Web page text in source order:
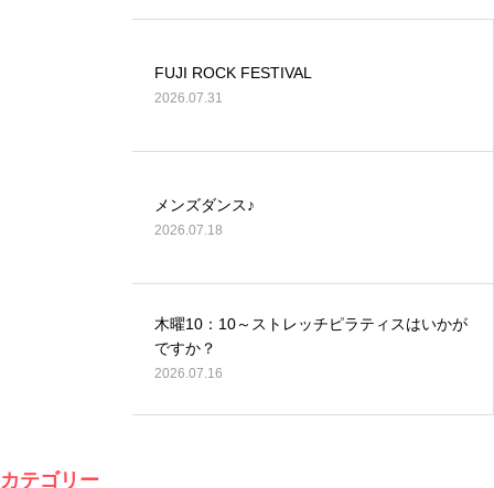
FUJI ROCK FESTIVAL
2026.07.31
メンズダンス♪
2026.07.18
木曜10：10～ストレッチピラティスはいかが
ですか？
2026.07.16
カテゴリー